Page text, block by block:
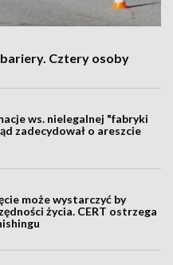
bariery. Cztery osoby
ws. nielegalnej "fabryki
zadecydował o areszcie
może wystarczyć by
życia. CERT ostrzega